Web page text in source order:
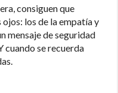
consiguen que
los de la empatía y
mensaje de seguridad
cuando se recuerda